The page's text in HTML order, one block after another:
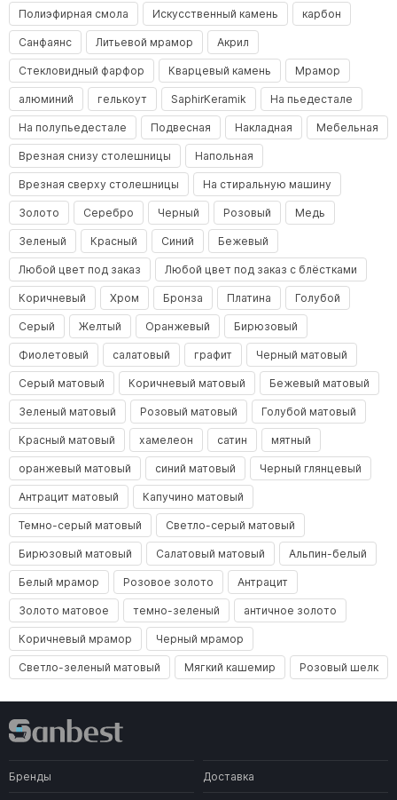
Полиэфирная смола Искусственный камень карбон
Санфаянс Литьевой мрамор Акрил
Стекловидный фарфор Кварцевый камень Мрамор
алюминий гелькоут SaphirKeramik На пьедестале
На полупьедестале Подвесная Накладная Мебельная
Врезная снизу столешницы Напольная
Врезная сверху столешницы На стиральную машину
Золото Серебро Черный Розовый Медь
Зеленый Красный Синий Бежевый
Любой цвет под заказ Любой цвет под заказ с блёстками
Коричневый Хром Бронза Платина Голубой
Серый Желтый Оранжевый Бирюзовый
Фиолетовый салатовый графит Черный матовый
Серый матовый Коричневый матовый Бежевый матовый
Зеленый матовый Розовый матовый Голубой матовый
Красный матовый хамелеон сатин мятный
оранжевый матовый синий матовый Черный глянцевый
Антрацит матовый Капучино матовый
Темно-серый матовый Светло-серый матовый
Бирюзовый матовый Салатовый матовый Альпин-белый
Белый мрамор Розовое золото Антрацит
Золото матовое темно-зеленый античное золото
Коричневый мрамор Черный мрамор
Светло-зеленый матовый Мягкий кашемир Розовый шелк
Бренды Доставка